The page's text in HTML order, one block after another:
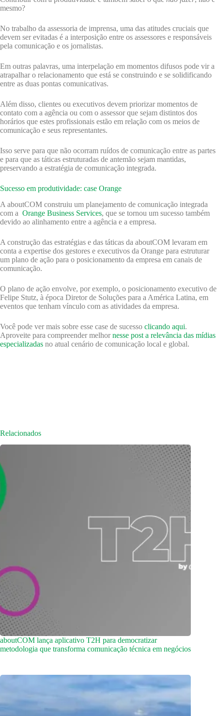
mesmo?
No trabalho da assessoria de imprensa, uma das atitudes cruciais que
devem ser evitadas é a interposição entre os assessores e responsáveis
pela comunicação e os jornalistas.
Em outras palavras, uma interpelação em momentos difusos pode vir a
atrapalhar o relacionamento que está se construindo e se solidificando
entre as duas pontas comunicativas.
Além disso, clientes ou executivos devem priorizar momentos de
contato com a agência ou com o assessor que sejam distintos dos
horários que estes profissionais estão em relação com os meios de
comunicação e seus representantes.
Isso serve para que não ocorram ruídos de comunicação entre as partes
e para que as táticas estruturadas de antemão sejam mantidas,
preservando a estratégia de comunicação integrada.
Sucesso em produtividade: case Orange
A aboutCOM construiu um planejamento de comunicação integrada
com a Orange Business Services, que se tornou um sucesso também
devido ao alinhamento entre a agência e a empresa.
A construção das estratégias e das táticas da aboutCOM levaram em
conta a expertise dos gestores e executivos da Orange para estruturar
um plano de ação para o posicionamento da empresa em canais de
comunicação.
O plano de ação envolve, por exemplo, o posicionamento executivo de
Felipe Stutz, à época Diretor de Soluções para a América Latina, em
eventos que tenham vínculo com as atividades da empresa.
Você pode ver mais sobre esse case de sucesso clicando aqui.
Aproveite para compreender melhor nesse post a relevância das mídias
especializadas no atual cenário de comunicação local e global.
Relacionados
aboutCOM lança aplicativo T2H para democratizar
metodologia que transforma comunicação técnica em negócios